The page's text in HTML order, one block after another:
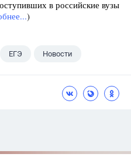
в российские вузы
)
ЕГЭ Новости